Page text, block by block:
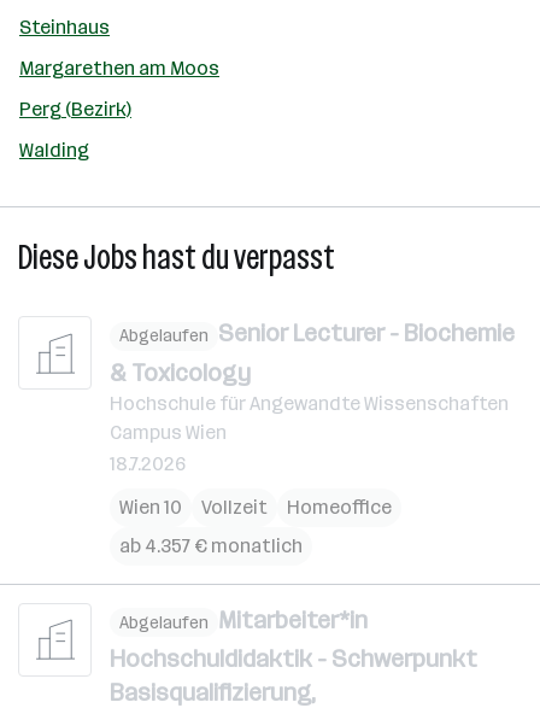
Steinhaus
Margarethen am Moos
Perg (Bezirk)
Walding
Diese Jobs hast du verpasst
Abgelaufen Senior Lecturer - Biochemie
& Toxicology
Hochschule für Angewandte Wissenschaften
Campus Wien
18.7.2026
Wien 10
Vollzeit
Homeoffice
ab 4.357 € monatlich
Abgelaufen Mitarbeiter*in
Hochschuldidaktik - Schwerpunkt
Basisqualifizierung,